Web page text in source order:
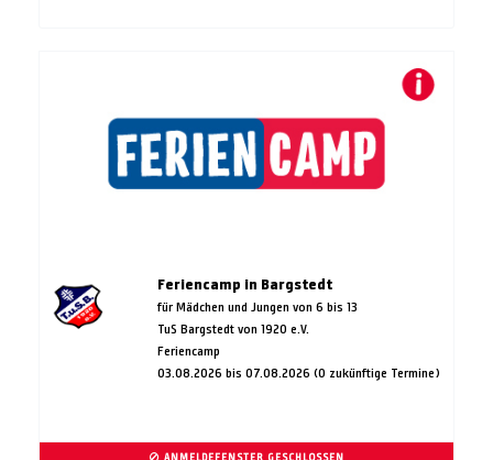
Feriencamp in Bargstedt
für Mädchen und Jungen von 6 bis 13
TuS Bargstedt von 1920 e.V.
Feriencamp
03.08.2026 bis 07.08.2026 (0 zukünftige Termine)